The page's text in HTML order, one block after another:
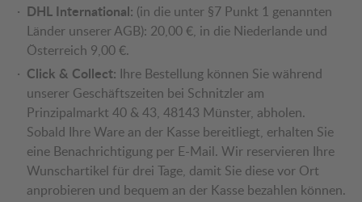
DHL International: (in die unter §7 Punkt 1 genannten
Länder unserer AGB): 20,00 €, in die Niederlande und
Österreich 9,00 €.
Click & Collect: Ihre Bestellung können Sie während
unserer Geschäftszeiten bei Schnitzler am
Prinzipalmarkt 40 & 43, 48143 Münster, abholen.
Sobald Ihre Ware an der Kasse bereitliegt, erhalten Sie
eine Benachrichtigung per E-Mail. Wir reservieren Ihre
Wunschartikel für drei Tage, damit Sie diese vor Ort
anprobieren und bequem an der Kasse bezahlen können.